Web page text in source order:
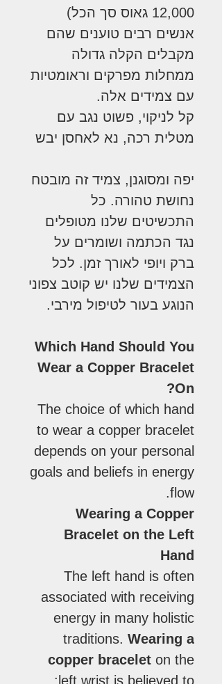
12,000 גאוס סך הכל)
אנשים רבים טוענים שהם
מקבלים הקלה גדולה
ממחלות מפרקים וראומטיות
עם צמידים אלה.
קל לניקוי, פשוט נגב עם
מטלית רכה, נא לאחסן יבש
יפה ומסוגנן, צמיד זה מובטח
נחושת טהורה. כל
התכשיטים שלנו מטופלים
נגד הכתמה ושומרים על
ברק ויופי לאורך זמן. לכל
הצמידים שלנו יש קוטב צפוני
הנוגע בעור לטיפול מירבי.
Which Hand Should You
Wear a Copper Bracelet
On?
The choice of which hand
to wear a copper bracelet
depends on your personal
goals and beliefs in energy
flow.
Wearing a Copper
Bracelet on the Left
Hand
The left hand is often
associated with receiving
energy in many holistic
traditions. Wearing a
copper bracelet on the
left wrist is believed to: